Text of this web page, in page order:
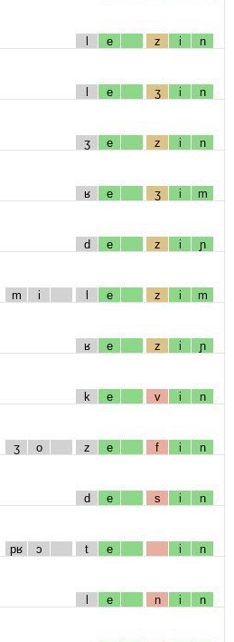
l e z i n
l e ʒ i n
ʒ e z i n
ʁ e ʒ i m
d e z i ɲ
m i l e z i m
ʁ e z i ɲ
k e v i n
ʒ o z e f i n
d e s i n
pʁ ɔ t e i n
l e n i n